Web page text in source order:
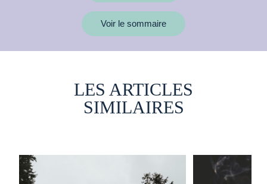
Voir le sommaire
LES ARTICLES
SIMILAIRES